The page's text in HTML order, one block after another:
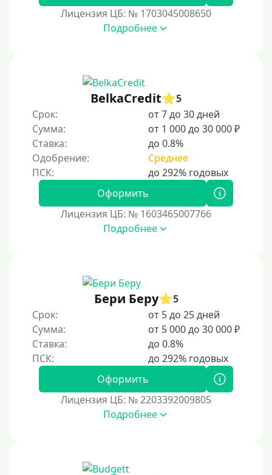
Лицензия ЦБ: № 1703045008650
Подробнее
BelkaCredit
5
Срок:
от 7 до 30 дней
Сумма:
от 1 000 до 30 000 ₽
Ставка:
до 0.8%
Одобрение:
Среднее
Оформить
Лицензия ЦБ: № 1603465007766
Подробнее
Бери Беру
5
Срок:
от 5 до 25 дней
Сумма:
от 5 000 до 30 000 ₽
Ставка:
до 0.8%
Оформить
Лицензия ЦБ: № 2203392009805
Подробнее